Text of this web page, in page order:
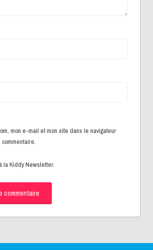
mon e-mail et mon site dans le navigateur
commentaire.
la Kiddy Newsletter.